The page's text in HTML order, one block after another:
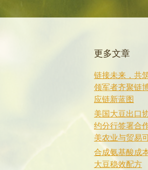
更多文章
链接未来，共
领军者齐聚链
应链新蓝图
美国大豆出口
约分行签署合
美农业与贸易
合成氨基酸成
大豆稳效配方